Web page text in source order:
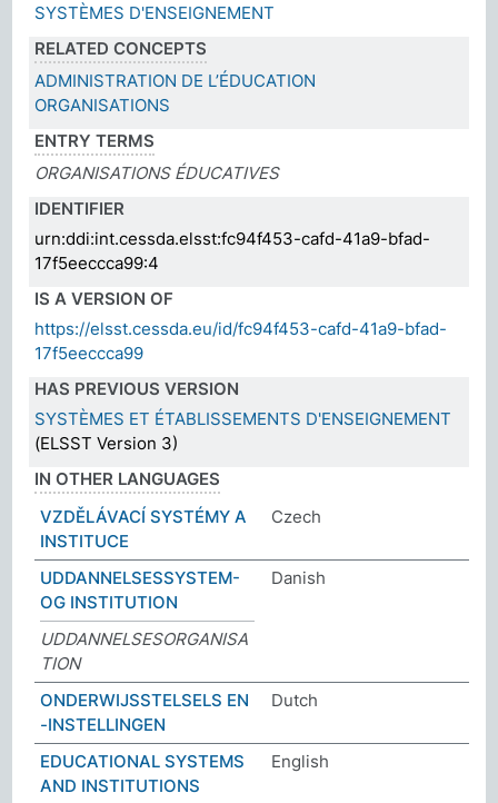
SYSTÈMES D'ENSEIGNEMENT
RELATED CONCEPTS
ADMINISTRATION DE L’ÉDUCATION
ORGANISATIONS
ENTRY TERMS
ORGANISATIONS ÉDUCATIVES
IDENTIFIER
urn:ddi:int.cessda.elsst:fc94f453-cafd-41a9-bfad-
17f5eeccca99:4
IS A VERSION OF
https://elsst.cessda.eu/id/fc94f453-cafd-41a9-bfad-
17f5eeccca99
HAS PREVIOUS VERSION
SYSTÈMES ET ÉTABLISSEMENTS D'ENSEIGNEMENT
(ELSST Version 3)
IN OTHER LANGUAGES
VZDĚLÁVACÍ SYSTÉMY A
INSTITUCE
Czech
UDDANNELSESSYSTEM-
OG INSTITUTION
Danish
UDDANNELSESORGANISA
TION
ONDERWIJSSTELSELS EN
-INSTELLINGEN
Dutch
EDUCATIONAL SYSTEMS
AND INSTITUTIONS
English